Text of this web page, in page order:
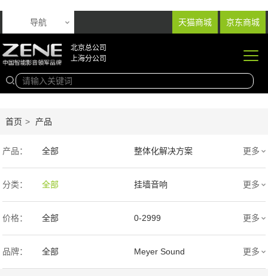
天猫商城 京东商城
导航
北京总公司
上海分公司
首页 > 产品
产品： 全部 整体化解决方案
音响产品 投影产品
专业扩声音箱 幕布产品
声学产品 智能产品
更多
分类： 全部 挂墙音响
入墙音响 低音炮
更多
价格： 全部 0-2999
3000-9999 1万-5万
更多
品牌： 全部 Meyer Sound 更多